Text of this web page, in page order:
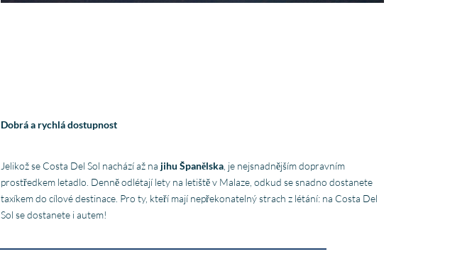
Dobrá a rychlá dostupnost
Jelikož se Costa Del Sol nachází až na jihu Španělska, je nejsnadnějším dopravním
prostředkem letadlo. Denně odlétají lety na letiště v Malaze, odkud se snadno dostanete
taxíkem do cílové destinace. Pro ty, kteří mají nepřekonatelný strach z létání: na Costa Del
Sol se dostanete i autem!